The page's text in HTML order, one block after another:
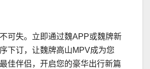
可失。立即通过魏APP或魏牌新
下订，让魏牌高山MPV成为您
佳伴侣，开启您的豪华出行新篇